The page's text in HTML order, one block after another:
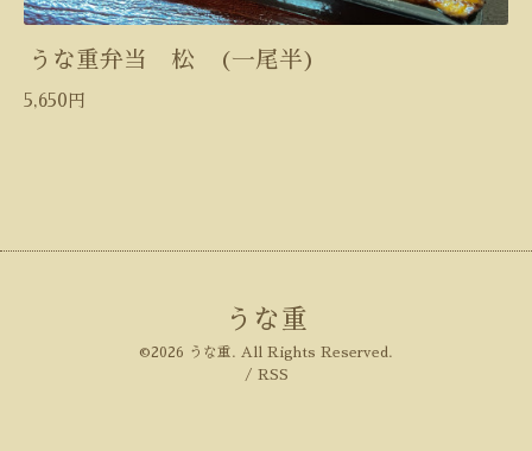
うな重弁当 松 (一尾半)
5,650円
うな重
©2026 うな重. All Rights Reserved.
/ RSS